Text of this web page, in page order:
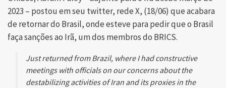
2023 – postou em seu twitter, rede X, (18/06) que acabara
de retornar do Brasil, onde esteve para pedir que o Brasil
faça sanções ao Irã, um dos membros do BRICS.
Just returned from Brazil, where I had constructive
meetings with officials on our concerns about the
destabilizing activities of Iran and its proxies in the